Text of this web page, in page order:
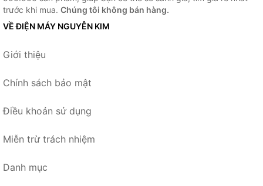
trước khi mua. Chúng tôi không bán hàng.
VỀ ĐIỆN MÁY NGUYỄN KIM
Giới thiệu
Chính sách bảo mật
Điều khoản sử dụng
Miễn trừ trách nhiệm
Danh mục